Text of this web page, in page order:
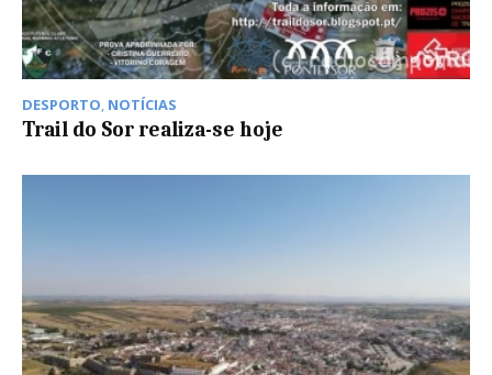
DESPORTO, NOTÍCIAS
Trail do Sor realiza-se hoje